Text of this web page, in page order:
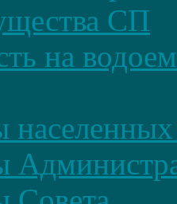
СП
на